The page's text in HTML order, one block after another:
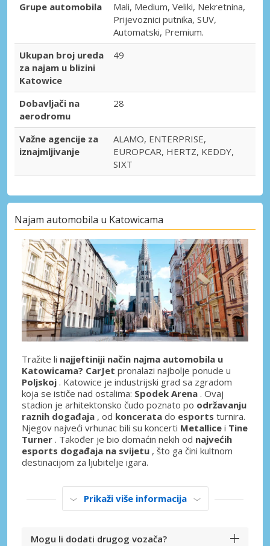
Grupe automobila
Mali, Medium, Veliki, Nekretnina,
Prijevoznici putnika, SUV,
Automatski, Premium.
Ukupan broj ureda
za najam u blizini
Katowice
49
Dobavljači na
aerodromu
28
Važne agencije za
iznajmljivanje
ALAMO, ENTERPRISE,
EUROPCAR, HERTZ, KEDDY,
SIXT
Najam automobila u Katowicama
Tražite li najjeftiniji način najma automobila u
Katowicama? CarJet pronalazi najbolje ponude u
Poljskoj . Katowice je industrijski grad sa zgradom
koja se ističe nad ostalima: Spodek Arena . Ovaj
stadion je arhitektonsko čudo poznato po održavanju
raznih događaja , od koncerata do esports turnira.
Njegov najveći vrhunac bili su koncerti Metallice i Tine
Turner . Također je bio domaćin nekih od najvećih
esports događaja na svijetu , što ga čini kultnom
destinacijom za ljubitelje igara.
Prikaži više informacija
Mogu li dodati drugog vozača?